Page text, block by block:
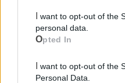
personal data.
Opted In
Personal Data.